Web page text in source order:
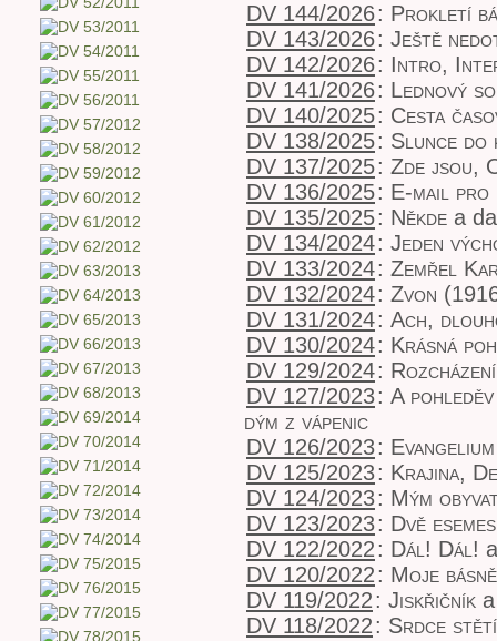
DV 144/2026: Prokletí
DV 143/2026: Ještě
DV 142/2026: Intro,
DV 141/2026: Lednový
DV 140/2025: Cesta
DV 138/2025: Slunce do
DV 137/2025: Zde jsou,
DV 136/2025: E-mail
DV 135/2025: Někde a
DV 134/2024: Jeden
DV 133/2024: Zemřel
DV 132/2024: Zvon
DV 131/2024: Ach,
DV 130/2024: Krásná
DV 129/2024: Rozcházení
DV 127/2023: A
dým z vápenic
DV 126/2023:
DV 125/2023: Krajina,
DV 124/2023: Mým
DV 123/2023: Dvě
DV 122/2022: Dál! Dál!
DV 120/2022: Moje básně
DV 119/2022: Jiskřičník
DV 118/2022: Srdce stětí